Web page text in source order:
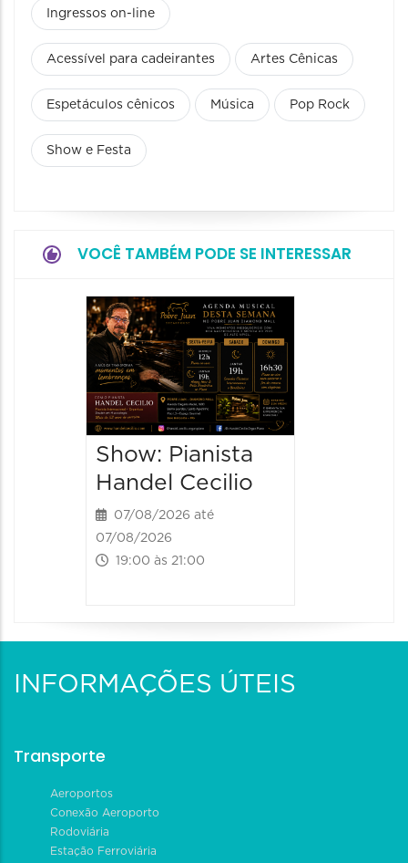
Ingressos on-line
Acessível para cadeirantes Artes Cênicas
Espetáculos cênicos Música Pop Rock
Show e Festa
VOCÊ TAMBÉM PODE SE INTERESSAR
Show: Pianista
Handel Cecilio
07/08/2026 até
07/08/2026
19:00 às 21:00
INFORMAÇÕES ÚTEIS
Transporte
Aeroportos
Conexão Aeroporto
Rodoviária
Estação Ferroviária